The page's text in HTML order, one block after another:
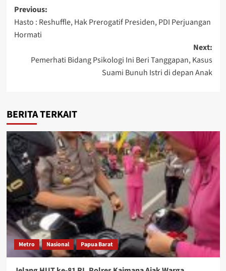
Post
navigation
Previous:
Hasto : Reshuffle, Hak Prerogatif Presiden, PDI Perjuangan
Hormati
Next:
Pemerhati Bidang Psikologi Ini Beri Tanggapan, Kasus
Suami Bunuh Istri di depan Anak
BERITA TERKAIT
Metro Nasional Papua Barat